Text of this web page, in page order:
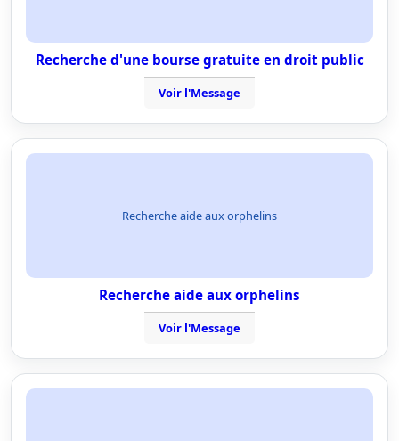
Recherche d'une bourse gratuite en droit public
Voir l'Message
Recherche aide aux orphelins
Recherche aide aux orphelins
Voir l'Message